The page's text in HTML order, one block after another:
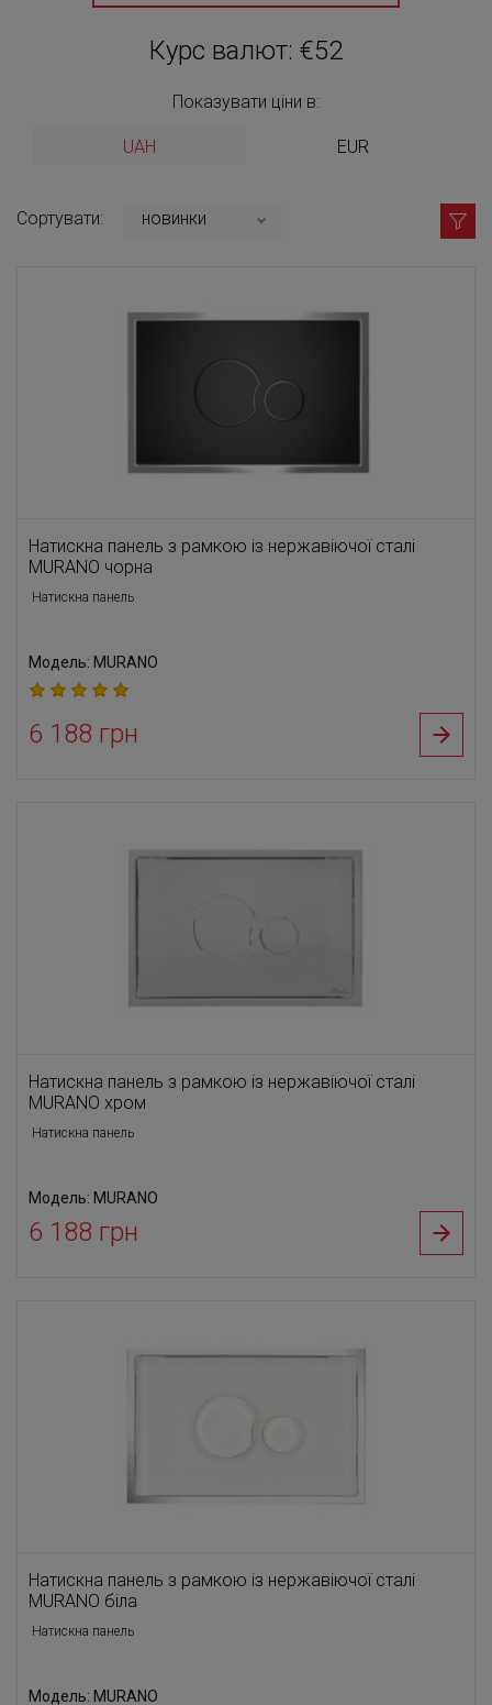
Курс валют: €52
Показувати ціни в:
UAH EUR
Сортувати: новинки
Натискна панель з рамкою із нержавіючої сталі
MURANO чорна
Натискна панель
Модель: MURANO
6 188 грн
Натискна панель з рамкою із нержавіючої сталі
MURANO хром
Натискна панель
Модель: MURANO
6 188 грн
Натискна панель з рамкою із нержавіючої сталі
MURANO біла
Натискна панель
Модель: MURANO